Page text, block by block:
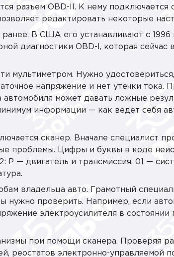
разъем OBD-II. К нему подключается
редактировать некоторые
В США его устанавливают с 1996
диагностики OBD-I, которая сейчас
мультиметром. Нужно
напряжение и нет утечки тока.
может давать ложные
информации — как ведет себя
сканер. Вначале специалист
проблемы. Цифры и буквы в коде
— двигатель и трансмиссия, 01 —
владельца авто. Грамотный
нужно проверить. Например, если
электроусилителя в состоянии
при помощи сканера. Проверяя
реостатов электронно-управляемой